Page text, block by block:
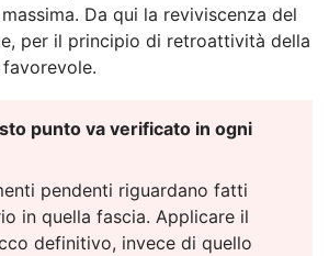
Da qui la reviviscenza del
per il principio di retroattività della
punto va verificato in ogni
pendenti riguardano fatti
in quella fascia. Applicare il
definitivo, invece di quello